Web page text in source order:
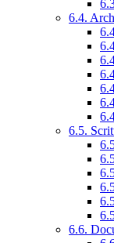
6.4.
6.5.
6.6.